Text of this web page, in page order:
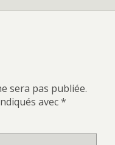
sera pas publiée.
avec*